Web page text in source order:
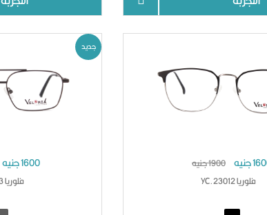
جنيه
1900 جنيه
فلوريا YC.23012
1600 جنيه
فلوريا YC.23173
جديد